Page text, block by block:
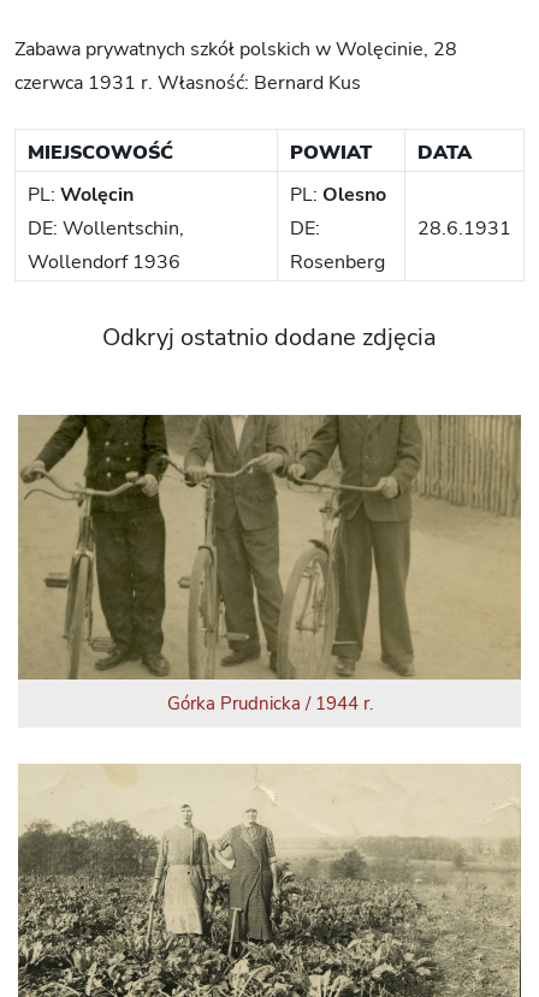
Zabawa prywatnych szkół polskich w Wolęcinie, 28
czerwca 1931 r. Własność: Bernard Kus
MIEJSCOWOŚĆ POWIAT
DATA
PL: Wolęcin
DE: Wollentschin,
Wollendorf 1936
PL: Olesno
DE:
Rosenberg
28.6.1931
Odkryj ostatnio dodane zdjęcia
Górka Prudnicka / 1944 r.